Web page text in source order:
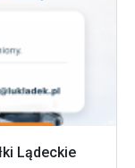
Lądeckie